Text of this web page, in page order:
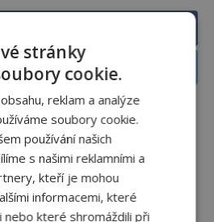
Sdílet na X
Ukrývá se na studeném
Odkazují tajemné sošky
stránky
cookie.
reklam a analýze
soubory cookie.
používání našich
s našimi reklamními a
kteří je mohou
informacemi, které
které shromáždili při